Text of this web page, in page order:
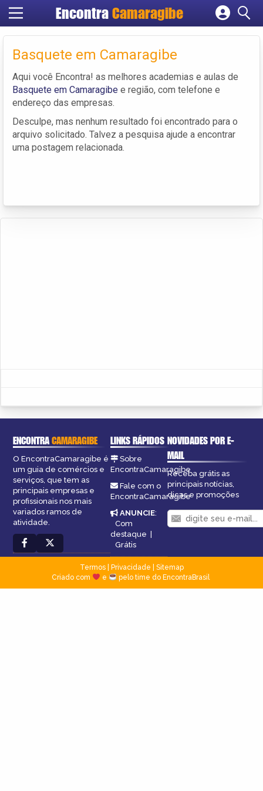
Encontra Camaragibe
Cadastrar empresa
Criar conta
Basquete em Camaragibe
Aqui você Encontra! as melhores academias e aulas de
Basquete em Camaragibe e região, com telefone e
endereço das empresas.
Desculpe, mas nenhum resultado foi encontrado para o
arquivo solicitado. Talvez a pesquisa ajude a encontrar
uma postagem relacionada.
ENCONTRACAMARAGIBE
O EncontraCamaragibe é
um guia de comércios e
serviços, que tem as
principais empresas e
profissionais nos mais
variados ramos de
atividade.
LINKS RÁPIDOS
Sobre
EncontraCamaragibe
Fale com o
EncontraCamaragibe
ANUNCIE:
Com
destaque |
Grátis
NOVIDADES POR E-
MAIL
Receba grátis as
principais notícias,
dicas e promoções
Termos| Privacidade
Sitemap
Criado com
e pelo time do EncontraBrasil